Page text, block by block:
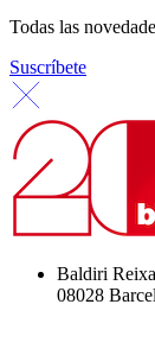
Todas las
Suscríbete
Baldiri
08028